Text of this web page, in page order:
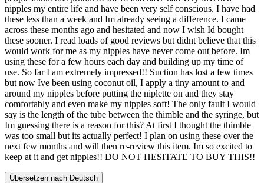
nipples my entire life and have been very self conscious. I have had
these less than a week and Im already seeing a difference. I came
across these months ago and hesitated and now I wish Id bought
these sooner. I read loads of good reviews but didnt believe that this
would work for me as my nipples have never come out before. Im
using these for a few hours each day and building up my time of
use. So far I am extremely impressed!! Suction has lost a few times
but now Ive been using coconut oil, I apply a tiny amount to and
around my nipples before putting the niplette on and they stay
comfortably and even make my nipples soft! The only fault I would
say is the length of the tube between the thimble and the syringe, but
Im guessing there is a reason for this? At first I thought the thimble
was too small but its actually perfect! I plan on using these over the
next few months and will then re-review this item. Im so excited to
keep at it and get nipples!! DO NOT HESITATE TO BUY THIS!!
Übersetzen nach Deutsch